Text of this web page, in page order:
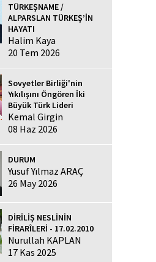
TÜRKEŞNAME /
ALPARSLAN TÜRKEŞ’İN
HAYATI
Halim Kaya
20 Tem 2026
Sovyetler Birliği'nin
Yıkılışını Öngören İki
Büyük Türk Lideri
Kemal Girgin
08 Haz 2026
DURUM
Yusuf Yılmaz ARAÇ
26 May 2026
DİRİLİŞ NESLİNİN
FİRARÎLERİ - 17.02.2010
Nurullah KAPLAN
17 Kas 2025